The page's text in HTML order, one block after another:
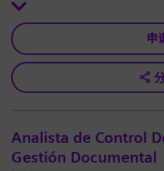
申
Analista de Control
Gestión Documental